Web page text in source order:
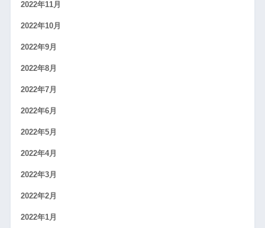
2022年11月
2022年10月
2022年9月
2022年8月
2022年7月
2022年6月
2022年5月
2022年4月
2022年3月
2022年2月
2022年1月